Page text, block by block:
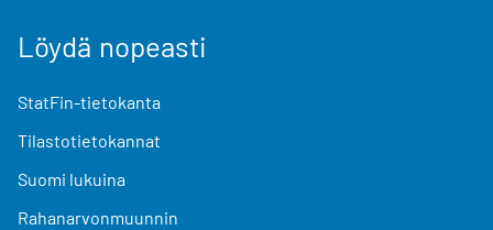
Löydä nopeasti
StatFin-tietokanta
Tilastotietokannat
Suomi lukuina
Rahanarvonmuunnin